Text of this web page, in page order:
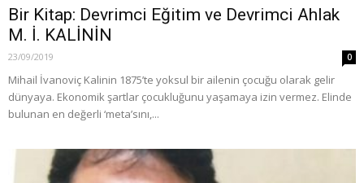
Bir Kitap: Devrimci Eğitim ve Devrimci Ahlak
M. İ. KALİNİN
23/09/2019 0
Mihail İvanoviç Kalinin 1875’te yoksul bir ailenin çocuğu olarak gelir
dünyaya. Ekonomik şartlar çocukluğunu yaşamaya izin vermez. Elinde
bulunan en değerli ‘meta’sını,...